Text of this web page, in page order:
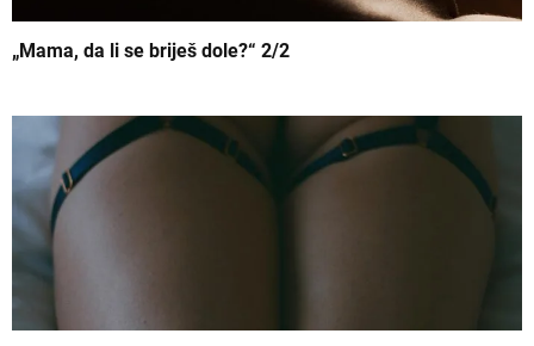
„Mama, da li se briješ dole?“ 2/2